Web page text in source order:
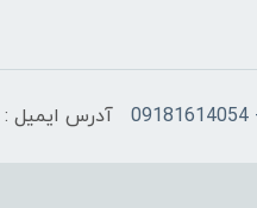
آدرس ایمیل :